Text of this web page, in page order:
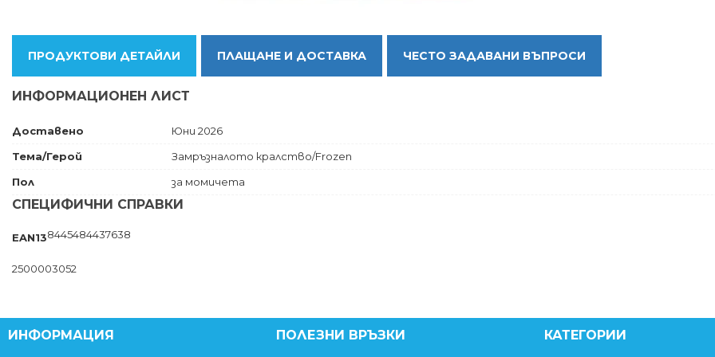
ПРОДУКТОВИ ДЕТАЙЛИ ПЛАЩАНЕ И ДОСТАВКА ЧЕСТО ЗАДАВАНИ ВЪПРОСИ
ИНФОРМАЦИОНЕН ЛИСТ
Доставено
Юни 2026
Тема/Герой
Замръзналото кралство/Frozen
Пол
за момичета
СПЕЦИФИЧНИ СПРАВКИ
EAN138445484437638
2500003052
ИНФОРМАЦИЯ ПОЛЕЗНИ ВРЪЗКИ КАТЕГОРИИ